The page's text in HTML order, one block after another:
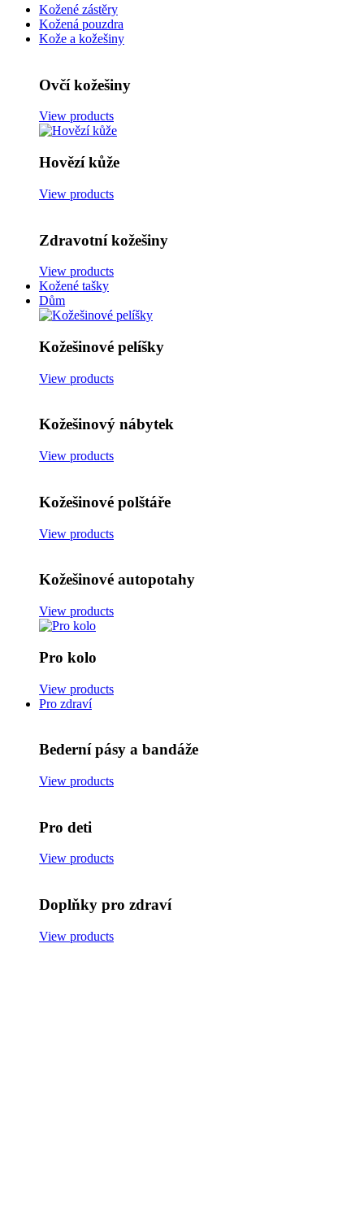
Kožené zástěry
Kožená pouzdra
Kože a kožešiny
Ovčí kožešiny
View products
Hovězí kůže
View products
Zdravotní kožešiny
View products
Kožené tašky
Dům
Kožešinové pelíšky
View products
Kožešinový nábytek
View products
Kožešinové polštáře
View products
Kožešinové autopotahy
View products
Pro kolo
View products
Pro zdraví
Bederní pásy a bandáže
View products
Pro deti
View products
Doplňky pro zdraví
View products